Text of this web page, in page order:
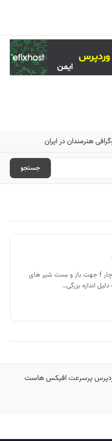
هنرمندان در ایران
جستجو
آچار گوساله آچار گوساله یا همان آچار f جهت باز و بست شیر های
اندازه بزرگی…
پرسرعتافیکس هاست